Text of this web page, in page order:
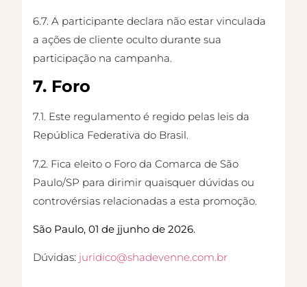
6.7. A participante declara não estar vinculada
a ações de cliente oculto durante sua
participação na campanha.
7. Foro
7.1. Este regulamento é regido pelas leis da
República Federativa do Brasil.
7.2. Fica eleito o Foro da Comarca de São
Paulo/SP para dirimir quaisquer dúvidas ou
controvérsias relacionadas a esta promoção.
São Paulo, 01 de jjunho de 2026.
Dúvidas: juridico@shadevenne.com.br